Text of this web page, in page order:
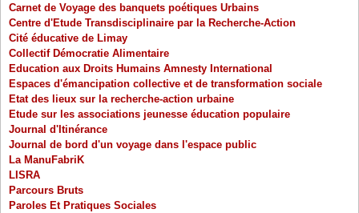
Carnet de Voyage des banquets poétiques Urbains
Centre d'Etude Transdisciplinaire par la Recherche-Action
Cité éducative de Limay
Collectif Démocratie Alimentaire
Education aux Droits Humains Amnesty International
Espaces d'émancipation collective et de transformation sociale
Etat des lieux sur la recherche-action urbaine
Etude sur les associations jeunesse éducation populaire
Journal d'Itinérance
Journal de bord d'un voyage dans l'espace public
La ManuFabriK
LISRA
Parcours Bruts
Paroles Et Pratiques Sociales